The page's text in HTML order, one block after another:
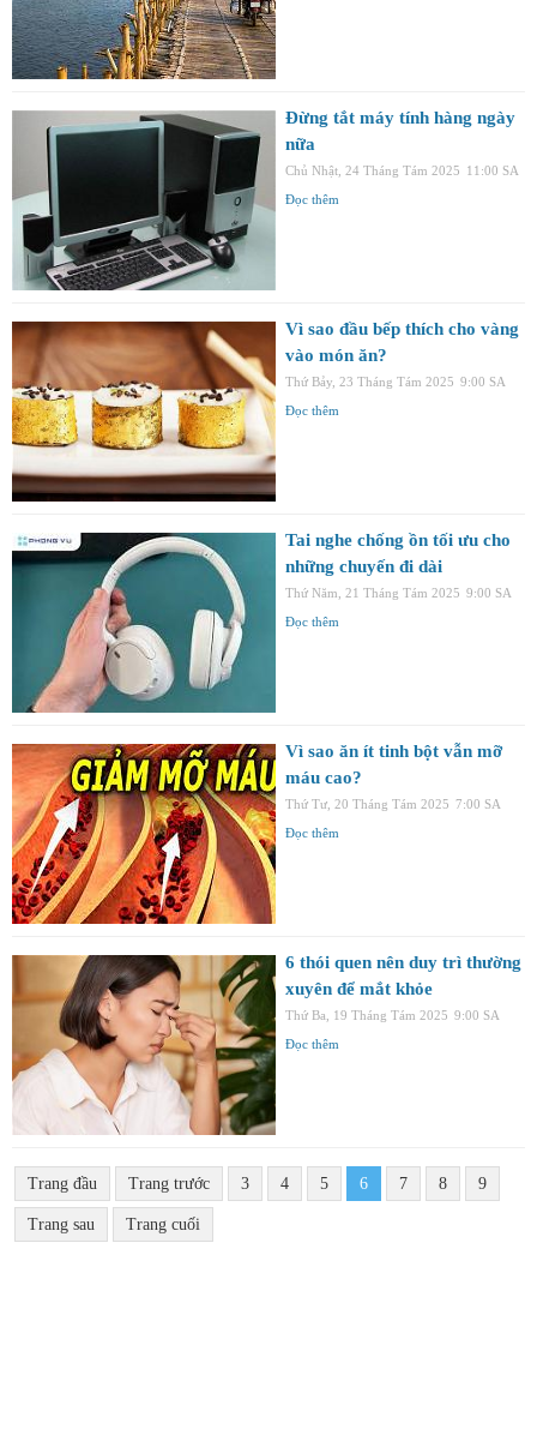
Đừng tắt máy tính hàng ngày
nữa
Chủ Nhật, 24 Tháng Tám 2025 11:00 SA
Đọc thêm
Vì sao đầu bếp thích cho vàng
vào món ăn?
Thứ Bảy, 23 Tháng Tám 2025 9:00 SA
Đọc thêm
Tai nghe chống ồn tối ưu cho
những chuyến đi dài
Thứ Năm, 21 Tháng Tám 2025 9:00 SA
Đọc thêm
Vì sao ăn ít tinh bột vẫn mỡ
máu cao?
Thứ Tư, 20 Tháng Tám 2025 7:00 SA
Đọc thêm
6 thói quen nên duy trì thường
xuyên để mắt khỏe
Thứ Ba, 19 Tháng Tám 2025 9:00 SA
Đọc thêm
Trang đầu Trang trước 3 4 5 6 7 8 9
Trang sau Trang cuối